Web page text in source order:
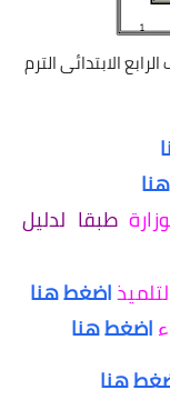
الابتدائى الترم
طبقا لدليل
اضغط هنا
اضغط هنا
هنا